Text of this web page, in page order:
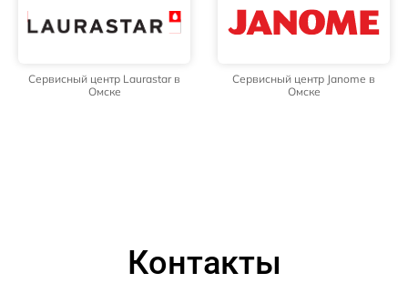
Сервисный центр Laurastar в
Омске
Сервисный центр Janome в
Омске
Контакты